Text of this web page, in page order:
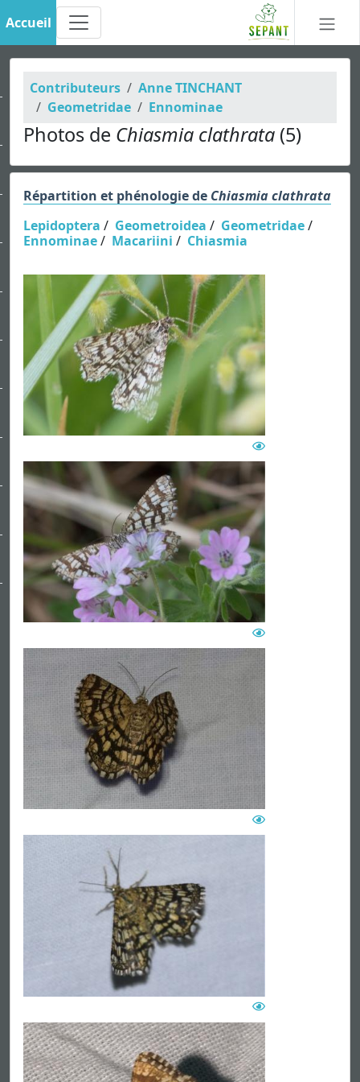
Accueil
Contributeurs
Anne TINCHANT
Geometridae
Ennominae
Photos de Chiasmia clathrata (5)
Répartition et phénologie de Chiasmia clathrata
Lepidoptera / Geometroidea / Geometridae/
Ennominae/ Macariini / Chiasmia